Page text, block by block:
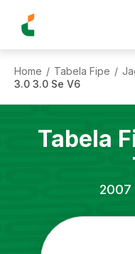
Home / Tabela Fipe /
3.0 3.0 Se V6
Tabela
2007